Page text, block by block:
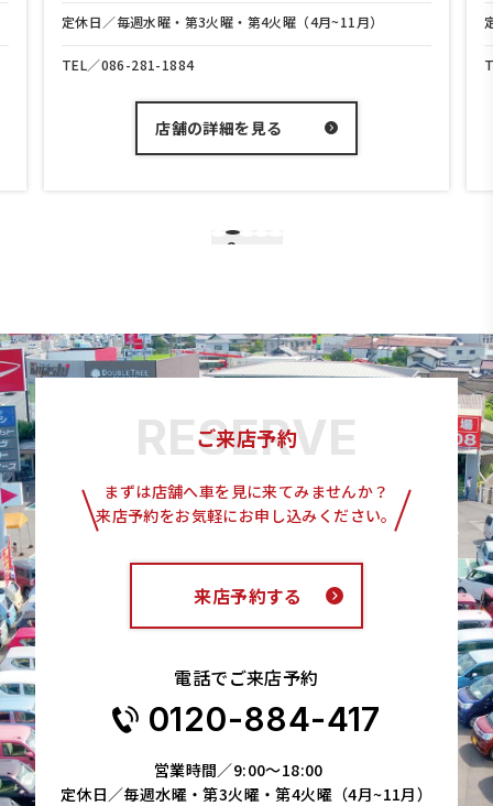
定休日／毎週水曜・第3火曜・第4火曜（4月~11月）
TEL／086-281-1884
店舗の詳細を見る
2
ご来店予約
まずは店舗へ車を見に来てみませんか？
来店予約をお気軽にお申し込みください。
来店予約する
電話でご来店予約
0120-884-417
営業時間／9:00～18:00
定休日／毎週水曜・第3火曜・第4火曜（4月~11月）